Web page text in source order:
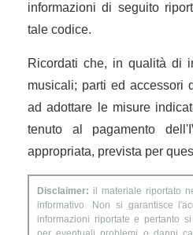
informazioni di seguito
tale codice.
Ricordati che, in qualità di
musicali; parti ed accessori
ad adottare le misure
tenuto al pagamento
appropriata, prevista per
Disclaimer: il materiale riportato
informativo. Non si garantisce
informazioni riportate e pertanto